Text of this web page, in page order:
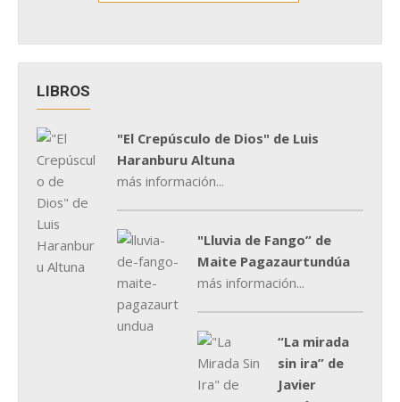
LIBROS
"El Crepúsculo de Dios" de Luis
Haranburu Altuna
más información...
"Lluvia de Fango” de
Maite Pagazaurtundúa
más información...
“La mirada
sin ira” de
Javier